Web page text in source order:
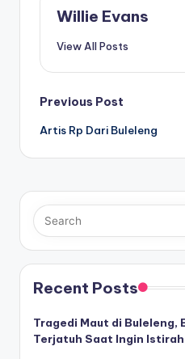
Willie Evans
View All Posts
Post
navigation
Previous Post
Artis Rp Dari Buleleng
Recent Posts
Tragedi Maut di Buleleng,
Terjatuh Saat Ingin